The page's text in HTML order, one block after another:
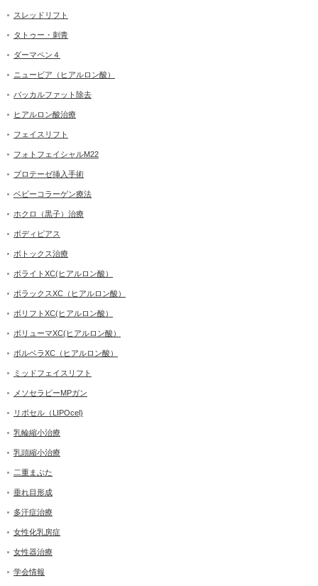
スレッドリフト
タトゥー・刺青
ダーマペン４
ニュービア（ヒアルロン酸）
バッカルファット除去
ヒアルロン酸治療
フェイスリフト
フォトフェイシャルM22
プロテーゼ挿入手術
ベビーコラーゲン療法
ホクロ（黒子）治療
ボディピアス
ボトックス治療
ボライトXC(ヒアルロン酸）
ボラックスXC（ヒアルロン酸）
ボリフトXC(ヒアルロン酸）
ボリューマXC(ヒアルロン酸）
ボルベラXC（ヒアルロン酸）
ミッドフェイスリフト
メソセラピーMPガン
リポセル（LIPOcel)
乳輪縮小治療
乳頭縮小治療
二重まぶた
垂れ目形成
多汗症治療
女性化乳房症
女性器治療
学会情報